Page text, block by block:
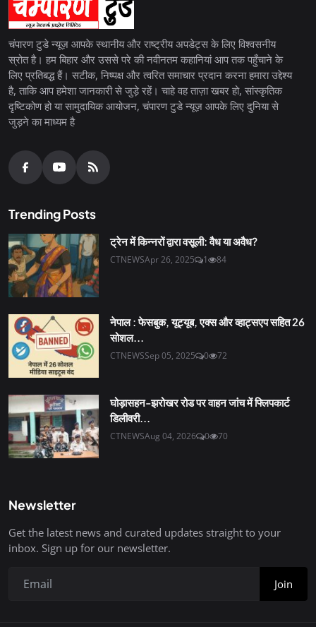
चंपारण टुडे न्यूज़ आपके स्थानीय और राष्ट्रीय अपडेट्स के लिए विश्वसनीय
स्रोत है। हम बिहार और उससे परे की नवीनतम कहानियां आप तक पहुँचाने के
लिए प्रतिबद्ध हैं। सटीक, निष्पक्ष और त्वरित समाचार प्रदान करना हमारा उद्देश्य
है, ताकि आप हमेशा जानकारी से जुड़े रहें। चाहे वह ताज़ा खबर हो, सांस्कृतिक
दृष्टिकोण हो या सामुदायिक आयोजन, चंपारण टुडे न्यूज़ आपके लिए दुनिया से
जुड़ने का माध्यम है
Trending Posts
ट्रेन में किन्नरों द्वारा वसूली: वैध या अवैध?
CTNEWSApr 26, 2025 1 84
नेपाल : फेसबुक, यूट्यूब, एक्स और व्हाट्सएप सहित 26
सोशल...
CTNEWSSep 05, 2025 0 72
घोड़ासहन-झरोखर रोड पर वाहन जांच में फ्लिपकार्ट
डिलीवरी...
CTNEWSAug 04, 2026 0 70
Newsletter
Get the latest news and curated updates straight to your
inbox. Sign up for our newsletter.
Join